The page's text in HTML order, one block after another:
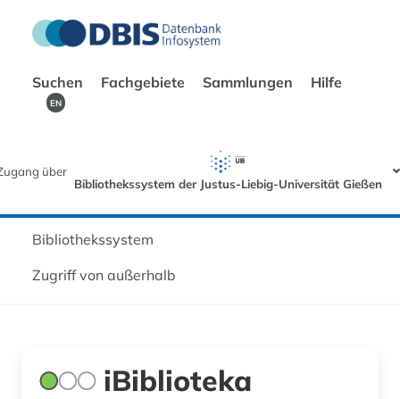
Suchen Fachgebiete Sammlungen Hilfe
EN
über
Bibliothekssystem der Justus-Liebig-Universität Gießen
Bibliothekssystem
Zugriff von außerhalb
iBiblioteka